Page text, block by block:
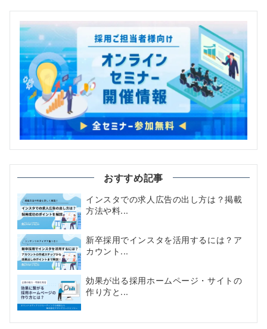
おすすめ記事
インスタでの求人広告の出し方は？掲載
方法や料...
新卒採用でインスタを活用するには？ア
カウント...
効果が出る採用ホームページ・サイトの
作り方と...